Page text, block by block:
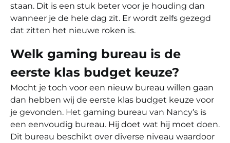
staan. Dit is een stuk beter voor je houding dan
wanneer je de hele dag zit. Er wordt zelfs gezegd
dat zitten het nieuwe roken is.
Welk gaming bureau is de
eerste klas budget keuze?
Mocht je toch voor een nieuw bureau willen gaan
dan hebben wij de eerste klas budget keuze voor
je gevonden. Het gaming bureau van Nancy’s is
een eenvoudig bureau. Hij doet wat hij moet doen.
Dit bureau beschikt over diverse niveau waardoor